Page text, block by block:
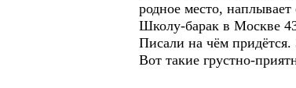
родное место,
Школу-барак в Москве
Писали на чём
Вот такие грустно-